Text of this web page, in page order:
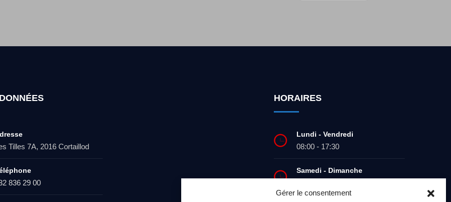
Gérer le consentement
Tilles 7A, 2016 Cortaillod
836 29 00
HORAIRES
Lundi - Vendredi
08:00 - 17:30
Samedi - Dimanche